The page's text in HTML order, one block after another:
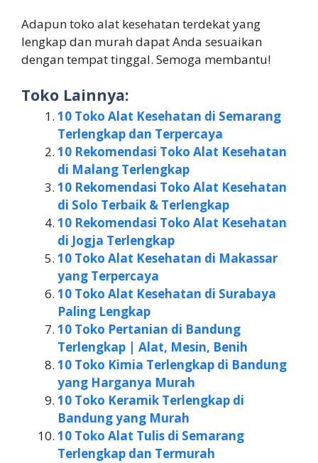
Adapun toko alat kesehatan terdekat yang
lengkap dan murah dapat Anda sesuaikan
dengan tempat tinggal. Semoga membantu!
Toko Lainnya:
10 Toko Alat Kesehatan di Semarang
Terlengkap dan Terpercaya
10 Rekomendasi Toko Alat Kesehatan
di Malang Terlengkap
10 Rekomendasi Toko Alat Kesehatan
di Solo Terbaik & Terlengkap
10 Rekomendasi Toko Alat Kesehatan
di Jogja Terlengkap
10 Toko Alat Kesehatan di Makassar
yang Terpercaya
10 Toko Alat Kesehatan di Surabaya
Paling Lengkap
10 Toko Pertanian di Bandung
Terlengkap | Alat, Mesin, Benih
10 Toko Kimia Terlengkap di Bandung
yang Harganya Murah
10 Toko Keramik Terlengkap di
Bandung yang Murah
10 Toko Alat Tulis di Semarang
Terlengkap dan Termurah